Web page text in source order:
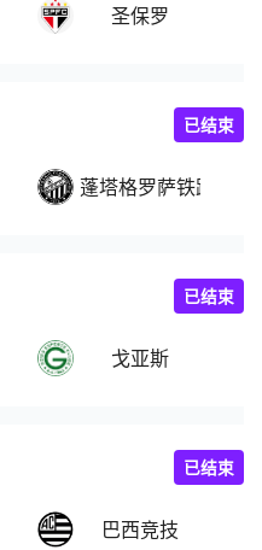
圣保罗
蓬塔格罗萨铁路工人
已结束
戈亚斯
已结束
巴西竞技
已结束